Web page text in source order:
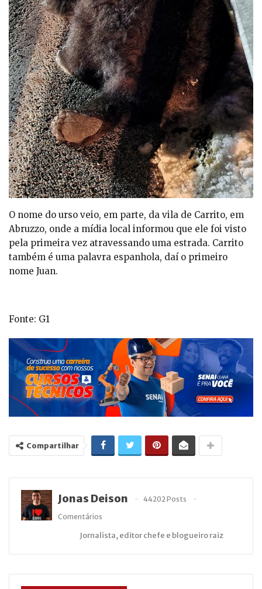
O nome do urso veio, em parte, da vila de Carrito, em
Abruzzo, onde a mídia local informou que ele foi visto
pela primeira vez atravessando uma estrada. Carrito
também é uma palavra espanhola, daí o primeiro
nome Juan.
Fonte: G1
Compartilhar
Jonas Deison
44202 Posts
Comentários
Jornalista, editor chefe e blogueiro raiz